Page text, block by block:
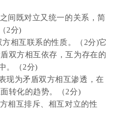
间既对立又统一的关系，简
（2分)
相互联系的性质。 （ 2分)它
双方相互依存，互为存在的
。
（2分)
现为矛盾双方相互渗透，在
转化的趋势。 （2分)
相互排斥、相互对立的性